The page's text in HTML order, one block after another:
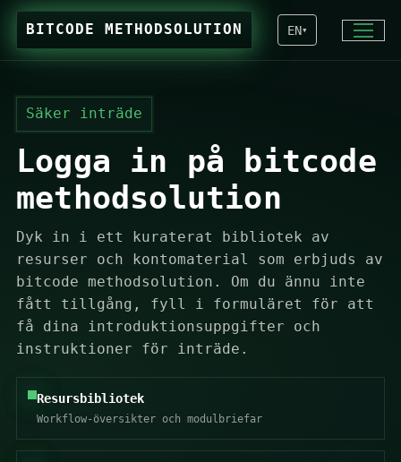
BITCODE METHODSOLUTION EN▾
Säker inträde
Logga in på bitcode
methodsolution
Dyk in i ett kuraterat bibliotek av
resurser och kontomaterial som erbjuds av
bitcode methodsolution. Om du ännu inte
fått tillgång, fyll i formuläret för att
få dina introduktionsuppgifter och
instruktioner för inträde.
Resursbibliotek
Workflow-översikter och modulbriefar